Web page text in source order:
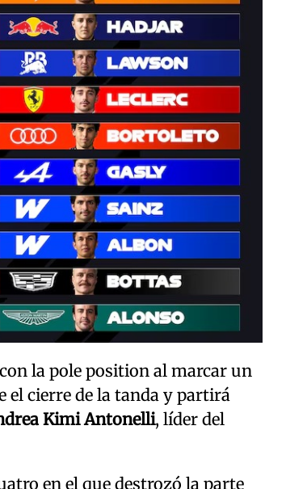
la pole position al marcar un
cierre de la tanda y partirá
Kimi Antonelli, líder del
en el que destrozó la parte